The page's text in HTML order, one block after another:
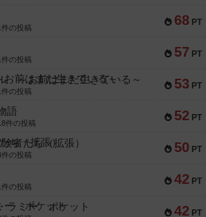
68 PT
件の投稿
57 PT
件の投稿
53 PT
～お前はまだ生きている～
件の投稿
52 PT
語
件の投稿
50 PT
者たち（拡張）
件の投稿
42 PT
件の投稿
42 PT
ラミー ポケット